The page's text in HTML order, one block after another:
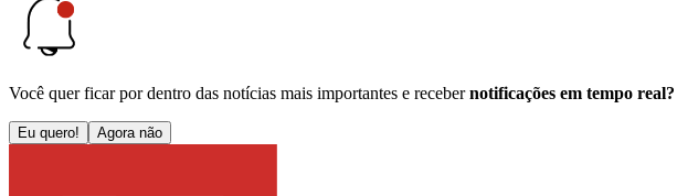
Você quer ficar por dentro das notícias mais importantes e receber notificações em tempo real?
Eu quero! Agora não